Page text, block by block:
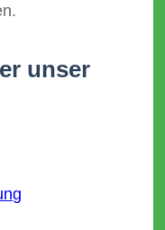
unser